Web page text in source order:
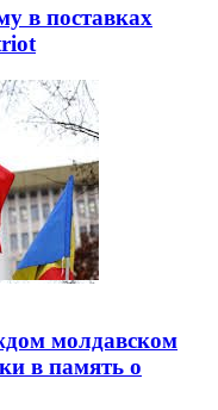
в поставках
молдавском
в память о